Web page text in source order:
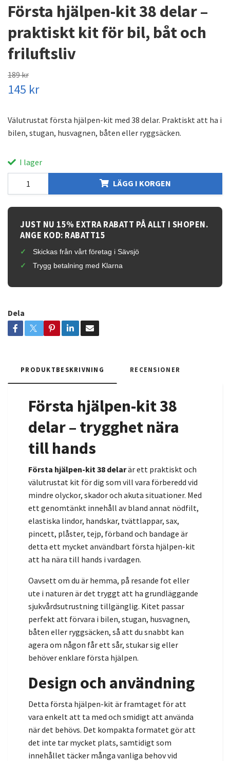
Första hjälpen-kit 38 delar –
praktiskt kit för bil, båt och
friluftsliv
189 kr
145 kr
Välutrustat första hjälpen-kit med 38 delar. Praktiskt att ha i
bilen, stugan, husvagnen, båten eller ryggsäcken.
I lager
LÄGG I KORGEN
JUST NU 15% EXTRA RABATT PÅ ALLT I SHOPEN.
ANGE KOD: RABATT15
Skickas från vårt företag i Sävsjö
Trygg betalning med Klarna
Dela
PRODUKTBESKRIVNING RECENSIONER
Första hjälpen-kit 38
delar – trygghet nära
till hands
Första hjälpen-kit 38 delarär ett praktiskt och
välutrustat kit för dig som vill vara förberedd vid
mindre olyckor, skador och akuta situationer. Med
ett genomtänkt innehåll av bland annat nödfilt,
elastiska lindor, handskar, tvättlappar, sax,
pincett, plåster, tejp, förband och bandage är
detta ett mycket användbart första hjälpen-kit
att ha nära till hands i vardagen.
Oavsett om du är hemma, på resande fot eller
ute i naturen är det tryggt att ha grundläggande
sjukvårdsutrustning tillgänglig. Kitet passar
perfekt att förvara i bilen, stugan, husvagnen,
båten eller ryggsäcken, så att du snabbt kan
agera om någon får ett sår, stukar sig eller
behöver enklare första hjälpen.
Design och användning
Detta första hjälpen-kit är framtaget för att
vara enkelt att ta med och smidigt att använda
när det behövs. Det kompakta formatet gör att
det inte tar mycket plats, samtidigt som
innehållet täcker många vanliga behov vid